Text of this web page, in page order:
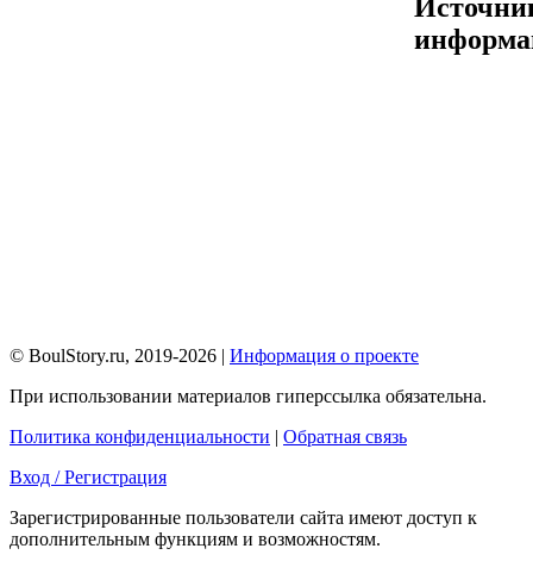
© BoulStory.ru, 2019-2026 | Информация о проекте
При использовании материалов гиперссылка обязательна.
Политика конфиденциальности | Обратная связь
Вход / Регистрация
Зарегистрированные пользователи сайта имеют доступ к
дополнительным функциям и возможностям.